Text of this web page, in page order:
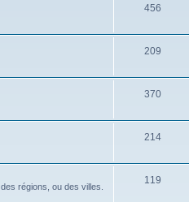
456
209
370
214
régions, ou des villes.
119